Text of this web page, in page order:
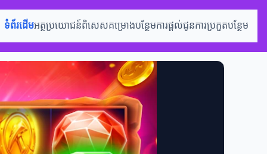
ទំព័រដើមអត្ថប្រយោជន៍ពិសេសគម្រោងបន្ថែមការផ្តល់ជូនការប្រកួតបន្ថែម